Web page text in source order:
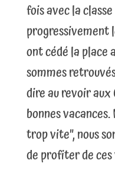
fois avec la
progressivement
ont cédé la place
sommes
dire au revoir
bonnes vacances.
trop vite”, nous
de profiter de